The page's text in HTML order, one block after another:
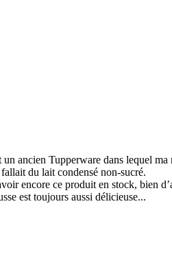
ancien Tupperware dans lequel
du lait condensé non-sucré.
encore ce produit en stock, bien
est toujours aussi délicieuse...